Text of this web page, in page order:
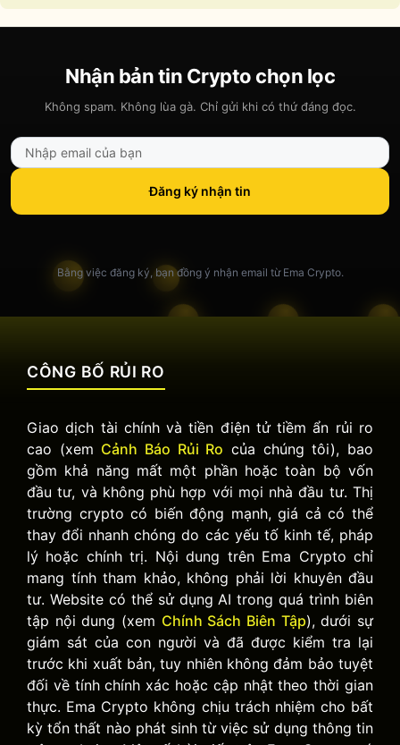
Nhận bản tin Crypto chọn lọc
Không spam. Không lùa gà. Chỉ gửi khi có thứ đáng đọc.
Đăng ký nhận tin
Bằng việc đăng ký, bạn đồng ý nhận email từ Ema Crypto.
CÔNG BỐ RỦI RO
Giao dịch tài chính và tiền điện tử tiềm ẩn rủi ro
cao (xem Cảnh Báo Rủi Ro của chúng tôi), bao
gồm khả năng mất một phần hoặc toàn bộ vốn
đầu tư, và không phù hợp với mọi nhà đầu tư. Thị
trường crypto có biến động mạnh, giá cả có thể
thay đổi nhanh chóng do các yếu tố kinh tế, pháp
lý hoặc chính trị. Nội dung trên Ema Crypto chỉ
mang tính tham khảo, không phải lời khuyên đầu
tư. Website có thể sử dụng AI trong quá trình biên
tập nội dung (xem Chính Sách Biên Tập), dưới sự
giám sát của con người và đã được kiểm tra lại
trước khi xuất bản, tuy nhiên không đảm bảo tuyệt
đối về tính chính xác hoặc cập nhật theo thời gian
thực. Ema Crypto không chịu trách nhiệm cho bất
kỳ tổn thất nào phát sinh từ việc sử dụng thông tin